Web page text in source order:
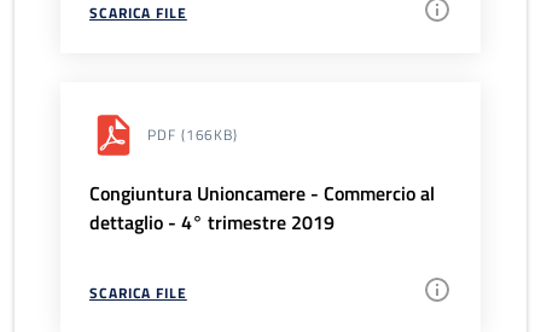
SCARICA FILE
PDF (166KB)
Congiuntura Unioncamere - Commercio al
dettaglio - 4° trimestre 2019
SCARICA FILE